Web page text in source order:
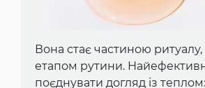
Вона стає частиною
етапом рутини.
поєднувати догляд із